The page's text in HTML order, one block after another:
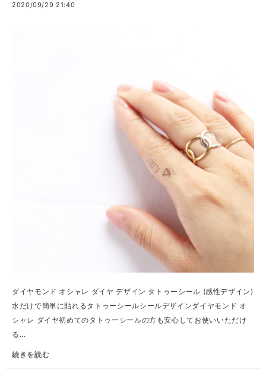
2020/09/29 21:40
ダイヤモンド オシャレ ダイヤ デザイン タトゥーシール (感性デザイン)
水だけで簡単に貼れるタトゥーシールシールデザインダイヤモンド オ
シャレ ダイヤ初めてのタトゥーシールの方も安心してお使いいただけ
る...
続きを読む